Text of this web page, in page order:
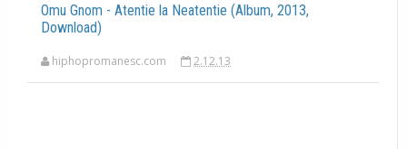
Omu Gnom - Atentie la Neatentie (Album, 2013,
Download)
hiphopromanesc.com 2.12.13